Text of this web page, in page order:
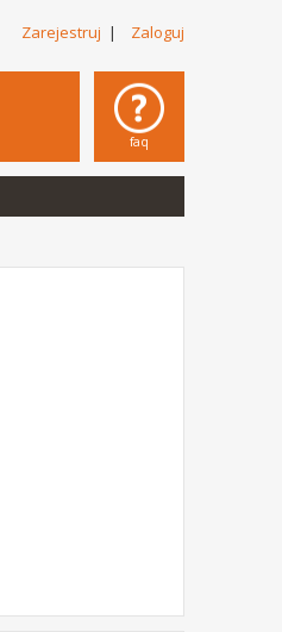
Zarejestruj | Zaloguj
faq